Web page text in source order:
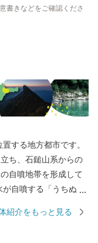
書きなどをご確認くださ
する地方都市です。
ち、石鎚山系からの
自噴地帯を形成して
が自噴する「うちぬ
宕柿、春の七草、県
紹介をもっと見る